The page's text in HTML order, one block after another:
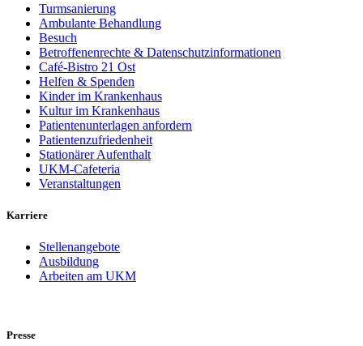
Turmsanierung
Ambulante Behandlung
Besuch
Betroffenenrechte & Datenschutzinformationen
Café-Bistro 21 Ost
Helfen & Spenden
Kinder im Krankenhaus
Kultur im Krankenhaus
Patientenunterlagen anfordern
Patientenzufriedenheit
Stationärer Aufenthalt
UKM-Cafeteria
Veranstaltungen
Karriere
Stellenangebote
Ausbildung
Arbeiten am UKM
Presse